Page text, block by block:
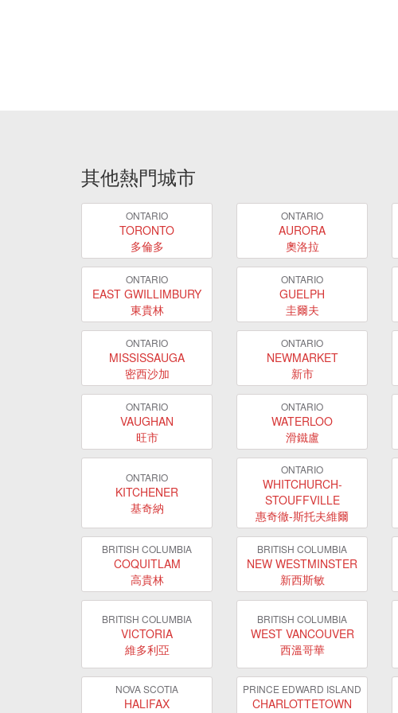
其他熱門城市
ONTARIO
TORONTO
多倫多
ONTARIO
AURORA
奧洛拉
ONTARIO
EAST GWILLIMBURY
東貴林
ONTARIO
GUELPH
圭爾夫
ONTARIO
MISSISSAUGA
密西沙加
ONTARIO
NEWMARKET
新市
ONTARIO
VAUGHAN
旺市
ONTARIO
WATERLOO
滑鐵盧
ONTARIO
KITCHENER
基奇納
ONTARIO
WHITCHURCH-
STOUFFVILLE
惠奇徹-斯托夫維爾
BRITISH COLUMBIA
COQUITLAM
高貴林
BRITISH COLUMBIA
NEW WESTMINSTER
新西斯敏
BRITISH COLUMBIA
VICTORIA
維多利亞
BRITISH COLUMBIA
WEST VANCOUVER
西溫哥華
NOVA SCOTIA
HALIFAX
PRINCE EDWARD ISLAND
CHARLOTTETOWN